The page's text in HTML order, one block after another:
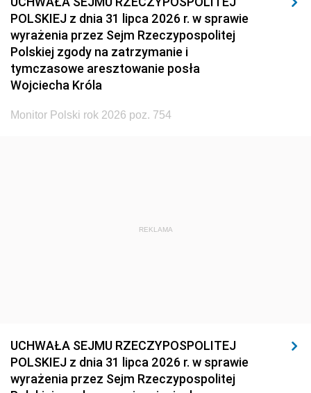
POLSKIEJ z dnia 31 lipca 2026 r. w sprawie
wyrażenia przez Sejm Rzeczypospolitej
Polskiej zgody na zatrzymanie i
tymczasowe aresztowanie posła
Wojciecha Króla
Monitor Polski rok 2026 poz. 754
REKLAMA
UCHWAŁA SEJMU RZECZYPOSPOLITEJ
POLSKIEJ z dnia 31 lipca 2026 r. w sprawie
wyrażenia przez Sejm Rzeczypospolitej